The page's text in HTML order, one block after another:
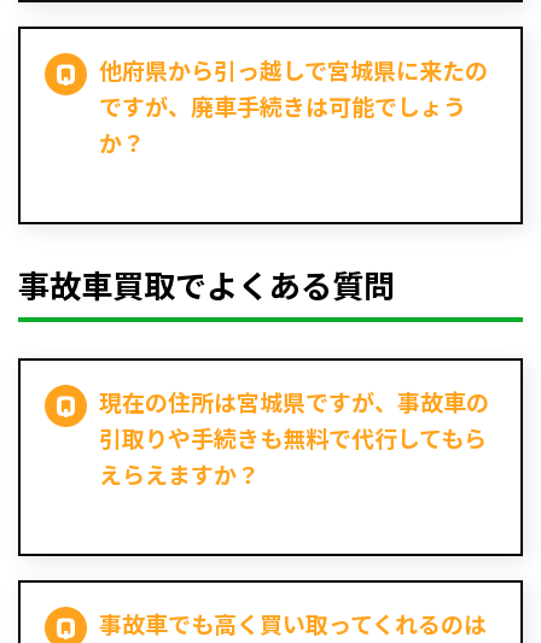
他府県から引っ越しで宮城県に来たの
ですが、廃車手続きは可能でしょう
か？
事故車買取でよくある質問
現在の住所は宮城県ですが、事故車の
引取りや手続きも無料で代行してもら
えらえますか？
事故車でも高く買い取ってくれるのは